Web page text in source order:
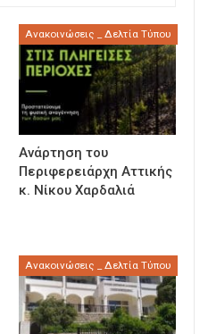
Ανακοινώσεις _ Δελτία Τύπου
Ανάρτηση του
Περιφερειάρχη Αττικής
κ. Νίκου Χαρδαλιά
Ανακοινώσεις _ Δελτία Τύπου